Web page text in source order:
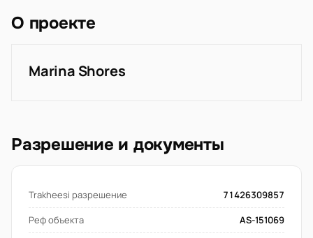
О проекте
Marina Shores
Разрешение и документы
Trakheesi разрешение
71426309857
Реф объекта
AS-151069